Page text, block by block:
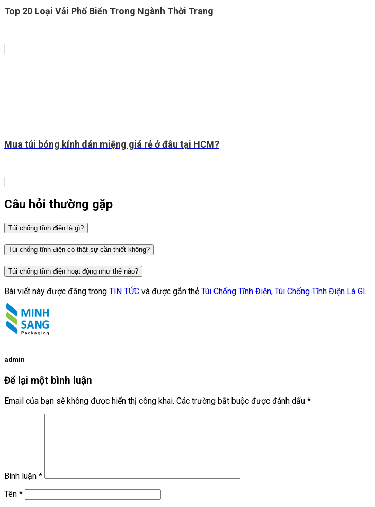
Top 20 Loại Vải Phổ Biến Trong Ngành Thời Trang
Mua túi bóng kính dán miệng giá rẻ ở đâu tại HCM?
Câu hỏi thường gặp
Túi chống tĩnh điện là gì?
Túi chống tĩnh điện có thật sự cần thiết không?
Túi chống tĩnh điện hoạt động như thế nào?
Bài viết này được đăng trong TIN TỨC và được gắn thẻ Túi Chống Tĩnh Điện, Túi Chống Tĩnh Điện Là Gì.
admin
Để lại một bình luận
Email của bạn sẽ không được hiển thị công khai. Các trường bắt buộc được đánh dấu *
Bình luận *
Tên *